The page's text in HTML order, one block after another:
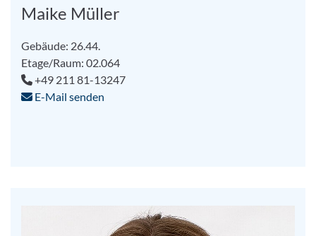
Maike Müller
Gebäude: 26.44.
Etage/Raum: 02.064
+49 211 81-13247
E-Mail senden